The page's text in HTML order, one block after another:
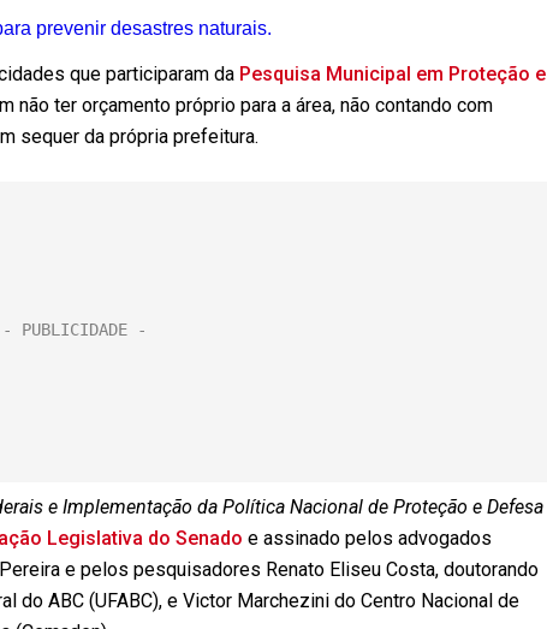
prevenir desastres naturais.
que participaram da Pesquisa Municipal em Proteção e
não ter orçamento próprio para a área, não contando com
sequer da própria prefeitura.
e Implementação da Política Nacional de Proteção e Defesa
Legislativa do Senado e assinado pelos advogados
e pelos pesquisadores Renato Eliseu Costa, doutorando
ABC (UFABC), e Victor Marchezini do Centro Nacional de